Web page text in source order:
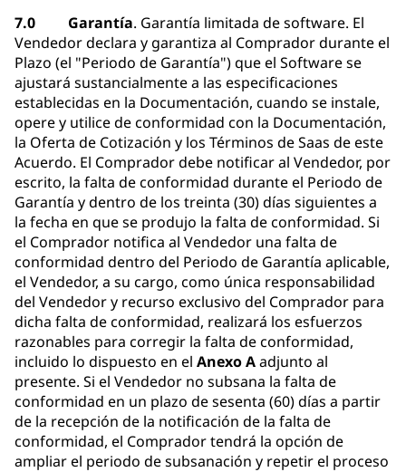
7.0 Garantía. Garantía limitada de software. El
Vendedor declara y garantiza al Comprador durante el
Plazo (el "Periodo de Garantía") que el Software se
ajustará sustancialmente a las especificaciones
establecidas en la Documentación, cuando se instale,
opere y utilice de conformidad con la Documentación,
la Oferta de Cotización y los Términos de Saas de este
Acuerdo. El Comprador debe notificar al Vendedor, por
escrito, la falta de conformidad durante el Periodo de
Garantía y dentro de los treinta (30) días siguientes a
la fecha en que se produjo la falta de conformidad. Si
el Comprador notifica al Vendedor una falta de
conformidad dentro del Periodo de Garantía aplicable,
el Vendedor, a su cargo, como única responsabilidad
del Vendedor y recurso exclusivo del Comprador para
dicha falta de conformidad, realizará los esfuerzos
razonables para corregir la falta de conformidad,
incluido lo dispuesto en el Anexo Aadjunto al
presente. Si el Vendedor no subsana la falta de
conformidad en un plazo de sesenta (60) días a partir
de la recepción de la notificación de la falta de
conformidad, el Comprador tendrá la opción de
ampliar el periodo de subsanación y repetir el proceso